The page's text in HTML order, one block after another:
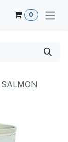
0